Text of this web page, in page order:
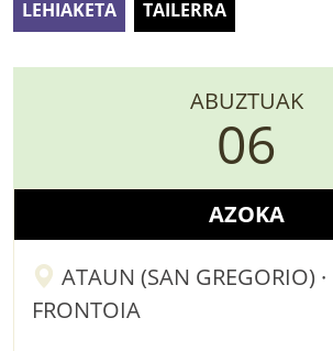
LURRAREN AGENDA
AZOKA
LEHIAKETA TAILERRA
ABUZTUAK
06
AZOKA
ATAUN (SAN GREGORIO)
FRONTOIA